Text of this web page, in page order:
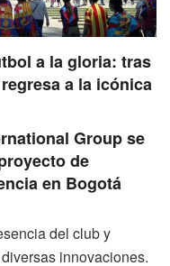
a la gloria: tras
a la icónica
Group se
de
en Bogotá
del club y
innovaciones.